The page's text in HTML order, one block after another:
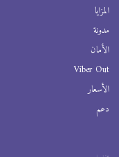
المزايا
مدونة
الأمان
Viber Out
الأسعار
دعم